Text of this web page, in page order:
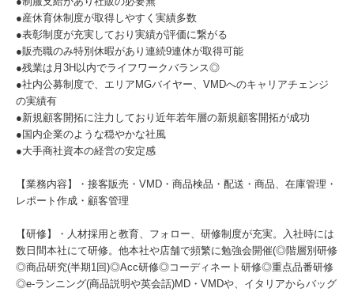
●産休育休制度が取得しやすく実績多数
●表彰制度が充実しており実績が評価に繋がる
●販売職のみ特別休暇があり連続9連休が取得可能
●残業は月3H以内でライフワークバランス◎
●社内公募制度で、エリアMGバイヤー、VMDへのキャリアチェンジ
の実績有
●新規顧客開拓に注力しており近年若年層の新規顧客開拓が成功
●国内企業のような穏やかな社風
●大手商社資本の経営の安定感
【業務内容】・接客販売・VMD・商品検品・配送・商品、在庫管理・
レポート作成・顧客管理
【研修】・人材採用と教育、フォロー、研修制度が充実。入社時には
数日間本社にて研修。他本社や店舗で頻繁に勉強会開催(◎階層別研修
◎商品研究(半期1回)◎Acc研修◎コーディネート研修◎重点品番研修
◎e-ランニング(商品説明や英会話)MD・VMDや、イタリアからバッグ